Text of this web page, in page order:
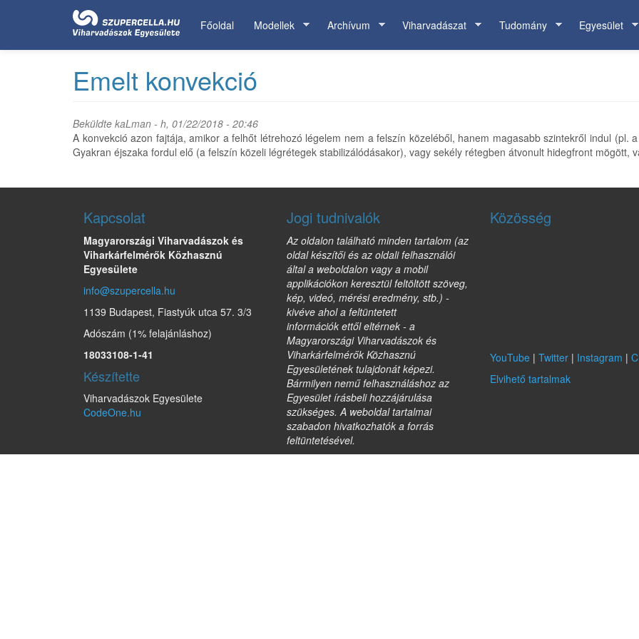
Főoldal Modellek Archívum Viharvadászat Tudomány Egyesület
Emelt konvekció
Beküldte kaLman - h, 01/22/2018 - 20:46
A konvekció azon fajtája, amikor a felhőt létrehozó légelem nem a felszín közeléből, hanem magasabb szintekről indul (pl.
Gyakran éjszaka fordul elő (a felszín közeli légrétegek stabilizálódásakor), vagy sekély rétegben átvonult hidegfront mögött,
Kapcsolat
Magyarországi Viharvadászok és
Viharkárfelmérők Közhasznú
Egyesülete
info@szupercella.hu
1139 Budapest, Fiastyúk utca 57. 3/3
Adószám (1% felajánláshoz)
18033108-1-41
Készítette
Viharvadászok Egyesülete
CodeOne.hu
Jogi tudnivalók
Az oldalon található minden tartalom (az
oldal készítői és az oldali felhasználói
által a weboldalon vagy a mobil
applikációkon keresztül feltöltött szöveg,
kép, videó, mérési eredmény, stb.) -
kivéve ahol a feltüntetett
információk ettől eltérnek - a
Magyarországi Viharvadászok és
Viharkárfelmérők Közhasznú
Egyesületének tulajdonát képezi.
Bármilyen nemű felhasználáshoz az
Egyesület írásbeli hozzájárulása
szükséges. A weboldal tartalmai
szabadon hivatkozhatók a forrás
feltüntetésével.
Közösség
YouTube | Twitter | Instagram |
Elvihető tartalmak